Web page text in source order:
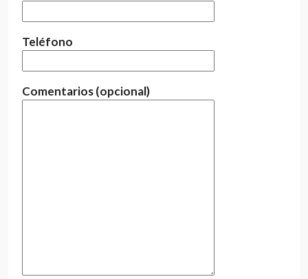
Teléfono
Comentarios (opcional)